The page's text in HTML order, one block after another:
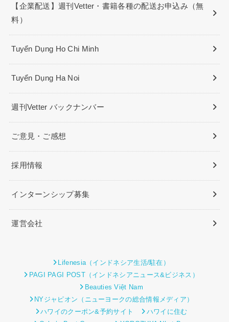
【企業配送】週刊Vetter・書籍各種の配送お申込み（無
料）
Tuyển Dụng Ho Chi Minh
Tuyển Dụng Ha Noi
週刊Vetter バックナンバー
ご意見・ご感想
採用情報
インターンシップ募集
運営会社
Lifenesia（インドネシア生活/駐在）
PAGI PAGI POST（インドネシアニュース&ビジネス）
Beauties Việt Nam
NYジャピオン（ニューヨークの総合情報メディア）
ハワイのクーポン&予約サイト
ハワイに住む